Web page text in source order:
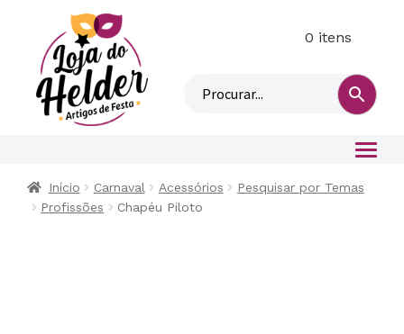
n
0 itens
Início Carnaval Acessórios
Pesquisar por Temas
Profissões
Chapéu Piloto